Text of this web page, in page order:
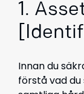
1.
Innan du
förstå vad